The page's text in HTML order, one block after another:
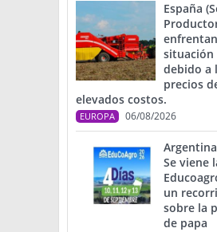
España
situación
debido a
precios
elevados costos.
EUROPA 06/08/2026
Se viene
un
sobre la
de papa